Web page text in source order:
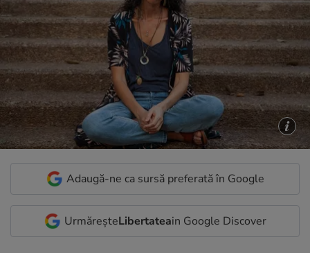
Adaugă-ne ca sursă preferată în Google
UrmăreșteLibertateain Google Discover